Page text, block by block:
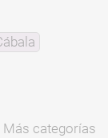
Más categorías